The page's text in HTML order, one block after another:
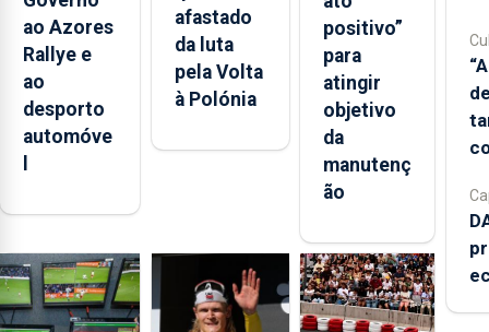
2026/27
começa na
sexta-feira,
avalia o ex-
Jorge
ao Azores
Rallye e
ao
desporto
automóve
afastado
da luta
pela Volta
à Polónia
positivo”
para
atingir
objetivo
da
manutenç
ão